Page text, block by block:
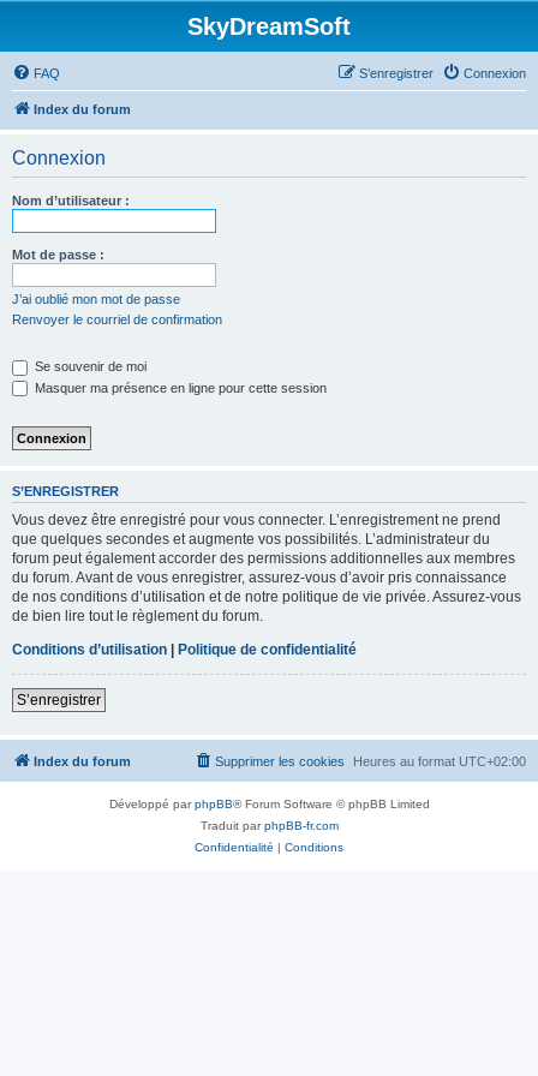
SkyDreamSoft
FAQ Connexion
S’enregistrer
Index du forum
Connexion
Nom d’utilisateur :
Mot de passe :
J’ai oublié mon mot de passe
Renvoyer le courriel de confirmation
Se souvenir de moi
Masquer ma présence en ligne pour cette session
S’ENREGISTRER
Vous devez être enregistré pour vous connecter. L’enregistrement ne prend
que quelques secondes et augmente vos possibilités. L’administrateur du
forum peut également accorder des permissions additionnelles aux membres
du forum. Avant de vous enregistrer, assurez-vous d’avoir pris connaissance
de nos conditions d’utilisation et de notre politique de vie privée. Assurez-vous
de bien lire tout le règlement du forum.
Conditions d’utilisation | Politique de confidentialité
S’enregistrer
Index du forum Heures au format UTC+02:00
Supprimer les cookies
Développé parphpBB® Forum Software © phpBB Limited
Traduit parphpBB-fr.com
Confidentialité | Conditions